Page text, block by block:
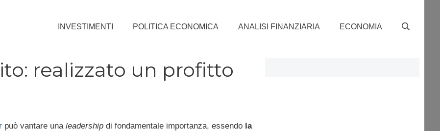
INVESTIMENTI POLITICA ECONOMICA ANALISI FINANZIARIA ECONOMIA
realizzato un profitto
può vantare una leadershipdi fondamentale importanza, essendo la